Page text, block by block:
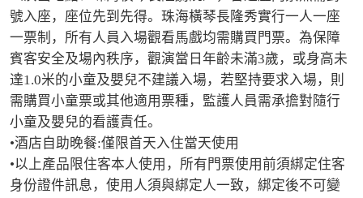
號入座，座位先到先得。珠海橫琴長隆秀實行一人一座
一票制，所有人員入場觀看馬戲均需購買門票。為保障
賓客安全及場內秩序，觀演當日年齡未滿3歲，或身高未
達1.0米的小童及嬰兒不建議入場，若堅持要求入場，則
需購買小童票或其他適用票種，監護人員需承擔對隨行
小童及嬰兒的看護責任。
•酒店自助晚餐:僅限首天入住當天使用
•以上產品限住客本人使用，所有門票使用前須綁定住客
身份證件訊息，使用人須與綁定人一致，綁定後不可變